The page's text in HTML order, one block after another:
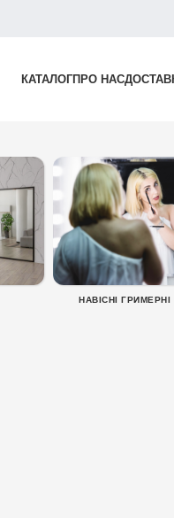
КАТАЛОГПРО НАС
НАВІСНІ